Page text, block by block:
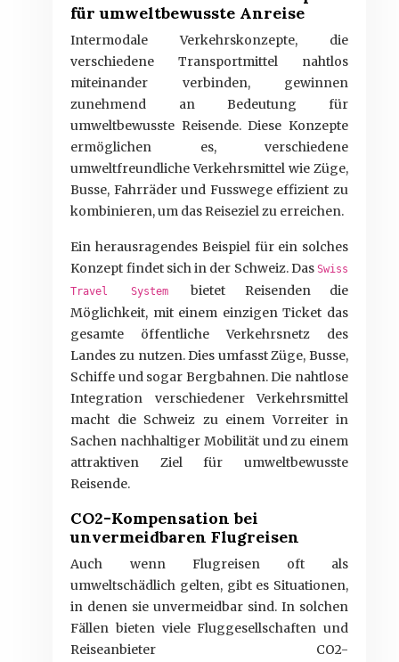
für umweltbewusste Anreise
Intermodale Verkehrskonzepte, die
verschiedene Transportmittel nahtlos
miteinander verbinden, gewinnen
zunehmend an Bedeutung für
umweltbewusste Reisende. Diese Konzepte
ermöglichen es, verschiedene
umweltfreundliche Verkehrsmittel wie Züge,
Busse, Fahrräder und Fusswege effizient zu
kombinieren, um das Reiseziel zu erreichen.
Ein herausragendes Beispiel für ein solches
Konzept findet sich in der Schweiz. Das Swiss
Travel System bietet Reisenden die
Möglichkeit, mit einem einzigen Ticket das
gesamte öffentliche Verkehrsnetz des
Landes zu nutzen. Dies umfasst Züge, Busse,
Schiffe und sogar Bergbahnen. Die nahtlose
Integration verschiedener Verkehrsmittel
macht die Schweiz zu einem Vorreiter in
Sachen nachhaltiger Mobilität und zu einem
attraktiven Ziel für umweltbewusste
Reisende.
CO2-Kompensation bei
unvermeidbaren Flugreisen
Auch wenn Flugreisen oft als
umweltschädlich gelten, gibt es Situationen,
in denen sie unvermeidbar sind. In solchen
Fällen bieten viele Fluggesellschaften und
Reiseanbieter CO2-